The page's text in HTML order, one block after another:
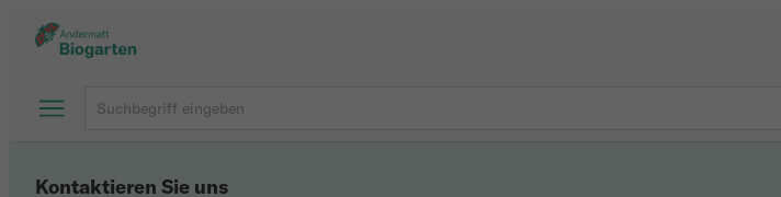
Kontaktieren Sie uns